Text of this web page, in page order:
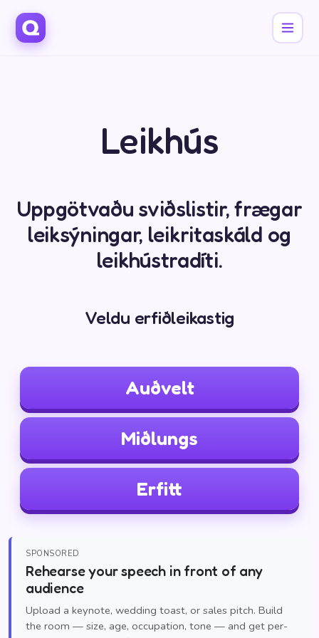
Leikhús
Uppgötvaðu sviðslistir, frægar
leiksýningar, leikritaskáld og
leikhústradíti.
Veldu erfiðleikastig
Auðvelt
Miðlungs
Erfitt
SPONSORED
Rehearse your speech in front of any
audience
Upload a keynote, wedding toast, or sales pitch. Build
the room — size, age, occupation, tone — and get per-